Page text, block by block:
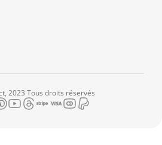
2023 Tous droits réservés